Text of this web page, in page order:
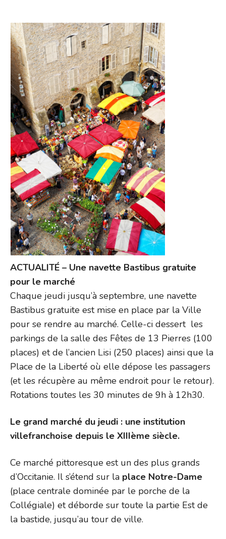
ACTUALITÉ – Une navette Bastibus gratuite
pour le marché
Chaque jeudi jusqu’à septembre, une navette
Bastibus gratuite est mise en place par la Ville
pour se rendre au marché. Celle-ci dessert les
parkings de la salle des Fêtes de 13 Pierres (100
places) et de l’ancien Lisi (250 places) ainsi que la
Place de la Liberté où elle dépose les passagers
(et les récupère au même endroit pour le retour).
Rotations toutes les 30 minutes de 9h à 12h30.
Le grand marché du jeudi : une institution
villefranchoise depuis le XIIIème siècle.
Ce marché pittoresque est un des plus grands
d’Occitanie. Il s’étend sur la place Notre-Dame
(place centrale dominée par le porche de la
Collégiale) et déborde sur toute la partie Est de
la bastide, jusqu’au tour de ville.